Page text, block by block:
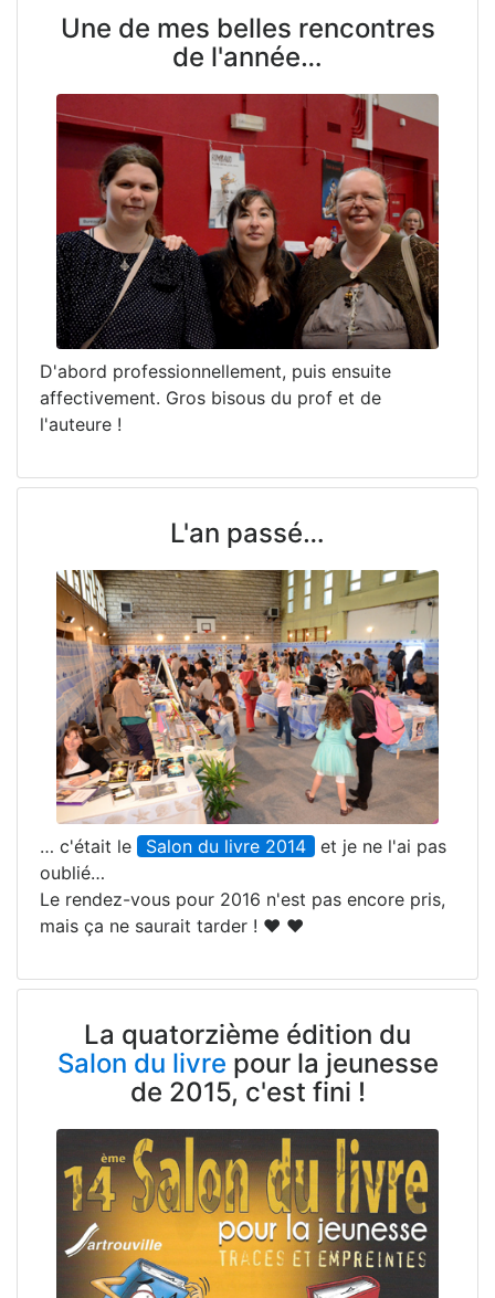
Une de mes belles rencontres
de l'année…
D'abord professionnellement, puis ensuite
affectivement. Gros bisous du prof et de
l'auteure !
L'an passé…
… c'était le Salon du livre 2014
et je ne l'ai pas
oublié…
Le rendez-vous pour 2016 n'est pas encore pris,
mais ça ne saurait tarder ! ♥ ♥
La quatorzième édition du
Salon du livre pour la jeunesse
de 2015, c'est fini !